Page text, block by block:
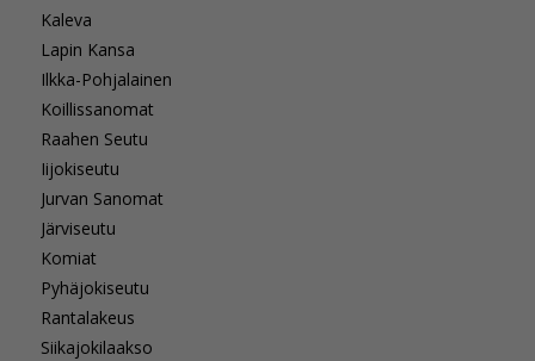
Kaleva
Lapin Kansa
Ilkka-Pohjalainen
Koillissanomat
Raahen Seutu
Iijokiseutu
Jurvan Sanomat
Järviseutu
Komiat
Pyhäjokiseutu
Rantalakeus
Siikajokilaakso